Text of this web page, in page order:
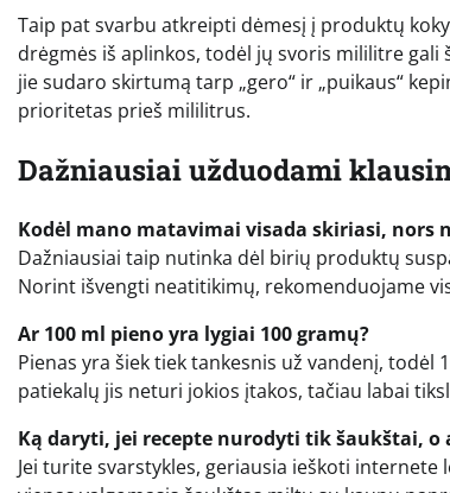
Taip pat svarbu atkreipti dėmesį į produktų
drėgmės iš aplinkos, todėl jų svoris mililitre
jie sudaro skirtumą tarp „gero“ ir „puikaus“
prioritetas prieš mililitrus.
Dažniausiai užduodami
Kodėl mano matavimai visada skiriasi, nors
Dažniausiai taip nutinka dėl birių produktų
Norint išvengti neatitikimų, rekomenduojame
Ar 100 ml pieno yra lygiai 100 gramų?
Pienas yra šiek tiek tankesnis už vandenį,
patiekalų jis neturi jokios įtakos, tačiau labai
Ką daryti, jei recepte nurodyti tik šaukštai, o
Jei turite svarstykles, geriausia ieškoti